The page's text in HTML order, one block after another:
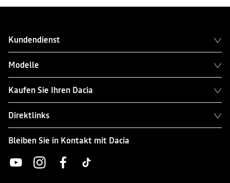
Kundendienst
Modelle
Kaufen Sie Ihren Dacia
Direktlinks
Bleiben Sie in Kontakt mit Dacia